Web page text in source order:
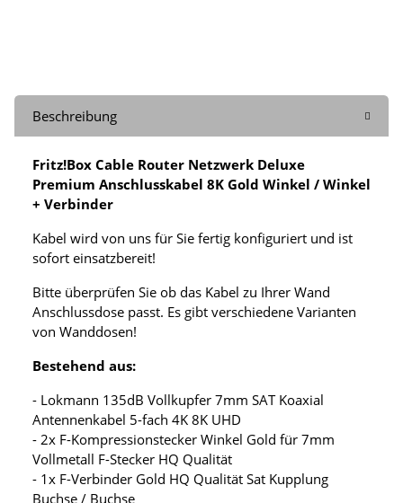
Beschreibung
Fritz!Box Cable Router Netzwerk Deluxe
Premium Anschlusskabel 8K Gold Winkel / Winkel
+ Verbinder
Kabel wird von uns für Sie fertig konfiguriert und ist
sofort einsatzbereit!
Bitte überprüfen Sie ob das Kabel zu Ihrer Wand
Anschlussdose passt. Es gibt verschiedene Varianten
von Wanddosen!
Bestehend aus:
- Lokmann 135dB Vollkupfer 7mm SAT Koaxial
Antennenkabel 5-fach 4K 8K UHD
- 2x F-Kompressionstecker Winkel Gold für 7mm
Vollmetall F-Stecker HQ Qualität
- 1x F-Verbinder Gold HQ Qualität Sat Kupplung
Buchse / Buchse